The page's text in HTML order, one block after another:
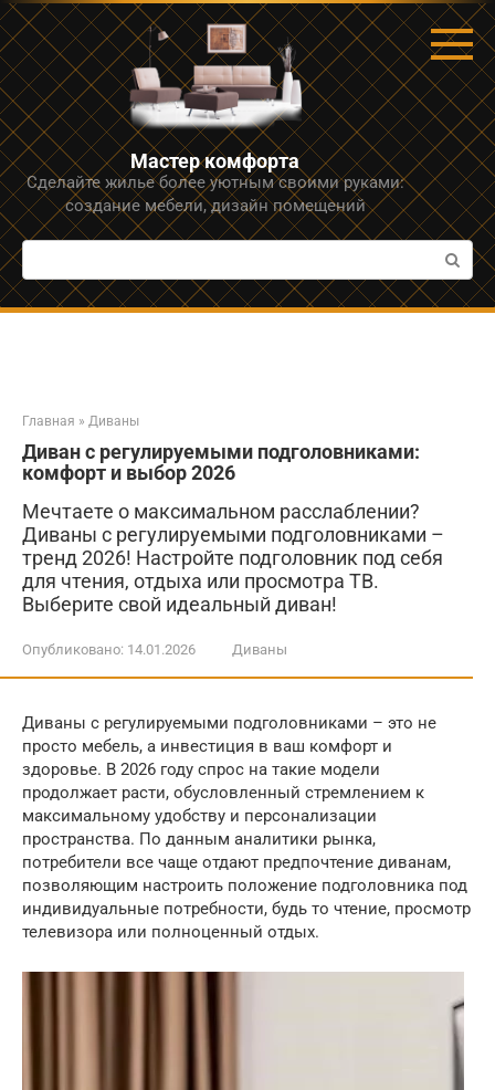
Перейти
к
контенту
Мастер комфорта
Сделайте жилье более уютным своими руками:
создание мебели, дизайн помещений
Поиск:
Главная » Диваны
Диван с регулируемыми подголовниками:
комфорт и выбор 2026
Мечтаете о максимальном расслаблении?
Диваны с регулируемыми подголовниками –
тренд 2026! Настройте подголовник под себя
для чтения, отдыха или просмотра ТВ.
Выберите свой идеальный диван!
Опубликовано: 14.01.2026 Диваны
Диваны с регулируемыми подголовниками – это не
просто мебель, а инвестиция в ваш комфорт и
здоровье. В 2026 году спрос на такие модели
продолжает расти, обусловленный стремлением к
максимальному удобству и персонализации
пространства. По данным аналитики рынка,
потребители все чаще отдают предпочтение диванам,
позволяющим настроить положение подголовника под
индивидуальные потребности, будь то чтение, просмотр
телевизора или полноценный отдых.